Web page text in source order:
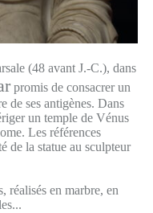
(48 avant J.-C.), dans
promis de consacrer un
de ses antigènes. Dans
un temple de Vénus
Les références
de la statue au sculpteur
réalisés en marbre, en